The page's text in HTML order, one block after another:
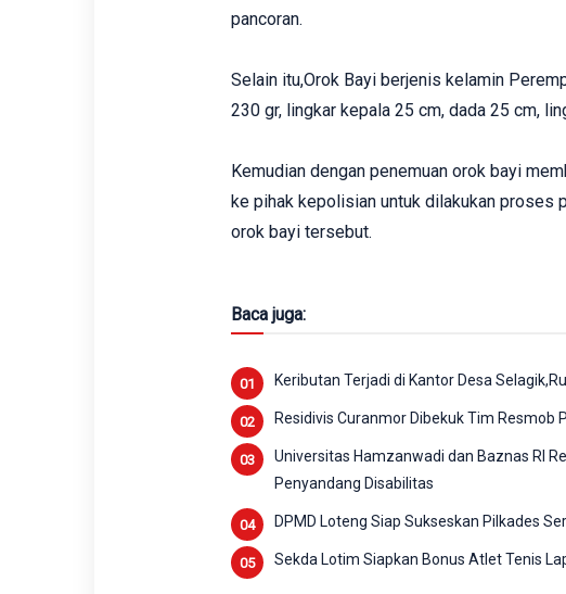
pancoran.
Selain itu,Orok Bayi berjenis kelamin
230 gr, lingkar kepala 25 cm, dada 25 cm,
Kemudian dengan penemuan orok bayi
ke pihak kepolisian untuk dilakukan proses
orok bayi tersebut.
Baca juga:
Keributan Terjadi di Kantor Desa
Residivis Curanmor Dibekuk Tim
Universitas Hamzanwadi dan Baznas RI
Penyandang Disabilitas
DPMD Loteng Siap Sukseskan Pilkades
Sekda Lotim Siapkan Bonus Atlet Tenis